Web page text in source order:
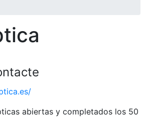
abiertas y completados los 50